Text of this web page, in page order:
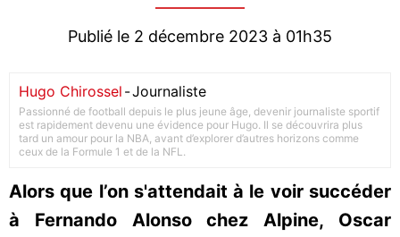
Publié le 2 décembre 2023 à 01h35
Hugo Chirossel -Journaliste
Passionné de football depuis le plus jeune âge, devenir journaliste sportif
est rapidement devenu une évidence pour Hugo. Il se découvrira plus
tard un amour pour la NBA, avant d’explorer d’autres horizons comme
ceux de la Formule 1 et de la NFL.
Alors que l’on s'attendait à le voir succéder
à Fernando Alonso chez Alpine, Oscar